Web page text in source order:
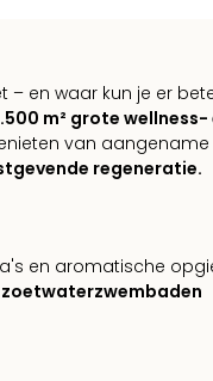
en waar kun je er
m² grote
van aangename
regeneratie.
en aromatische